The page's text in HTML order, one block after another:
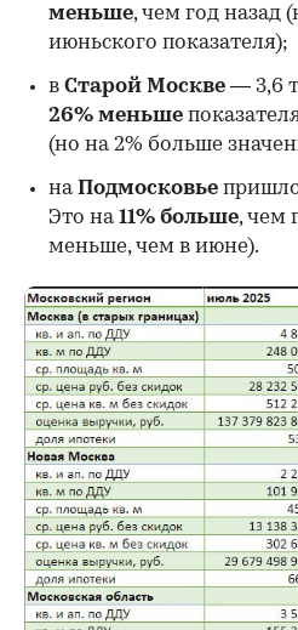
00:00 / 00:00
меньше, чем год назад
июньского показателя);
в Старой Москве — 3,6
26% меньше
(но на 2% больше
наПодмосковье
Это на11% больше, чем
меньше, чем в июне).